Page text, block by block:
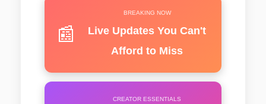
📰
BREAKING NOW
Live Updates You Can't
Afford to Miss
CREATOR ESSENTIALS